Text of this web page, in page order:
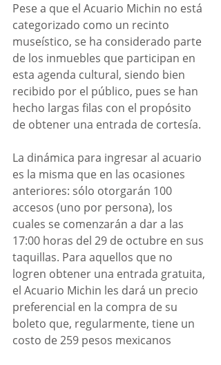
Pese a que el Acuario Michin no está
categorizado como un recinto
museístico, se ha considerado parte
de los inmuebles que participan en
esta agenda cultural, siendo bien
recibido por el público, pues se han
hecho largas filas con el propósito
de obtener una entrada de cortesía.
La dinámica para ingresar al acuario
es la misma que en las ocasiones
anteriores: sólo otorgarán 100
accesos (uno por persona), los
cuales se comenzarán a dar a las
17:00 horas del 29 de octubre en sus
taquillas. Para aquellos que no
logren obtener una entrada gratuita,
el Acuario Michin les dará un precio
preferencial en la compra de su
boleto que, regularmente, tiene un
costo de 259 pesos mexicanos